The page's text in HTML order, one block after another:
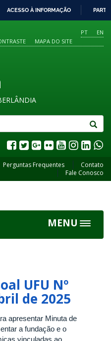
O
CONTEÚDO
ACESSO À INFORMAÇÃO
PT
EN
MAPA DO SITE
Perguntas Frequentes
Contato
Fale Conosco
MENU
Toggle
UFU Nº
de 2025
apresentar Minuta de
a fundação e o
vinculadas ao